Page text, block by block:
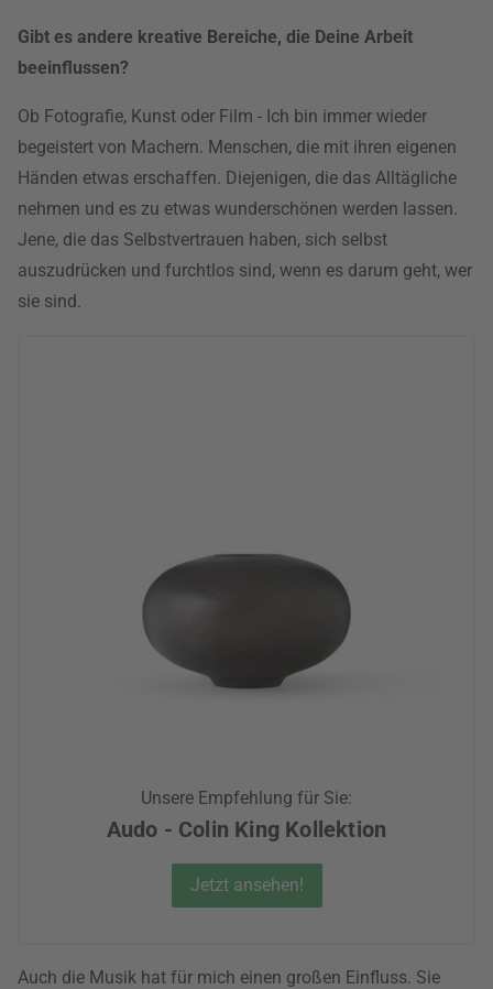
Gibt es andere kreative Bereiche, die Deine Arbeit
beeinflussen?
Ob Fotografie, Kunst oder Film - Ich bin immer wieder
begeistert von Machern. Menschen, die mit ihren eigenen
Händen etwas erschaffen. Diejenigen, die das Alltägliche
nehmen und es zu etwas wunderschönen werden lassen.
Jene, die das Selbstvertrauen haben, sich selbst
auszudrücken und furchtlos sind, wenn es darum geht, wer
sie sind.
Unsere Empfehlung für Sie:
Audo - Colin King Kollektion
Jetzt ansehen!
Auch die Musik hat für mich einen großen Einfluss. Sie